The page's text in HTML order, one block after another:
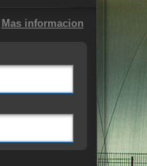
Mas informacion